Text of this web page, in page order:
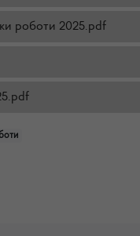
роботи 2025.pdf